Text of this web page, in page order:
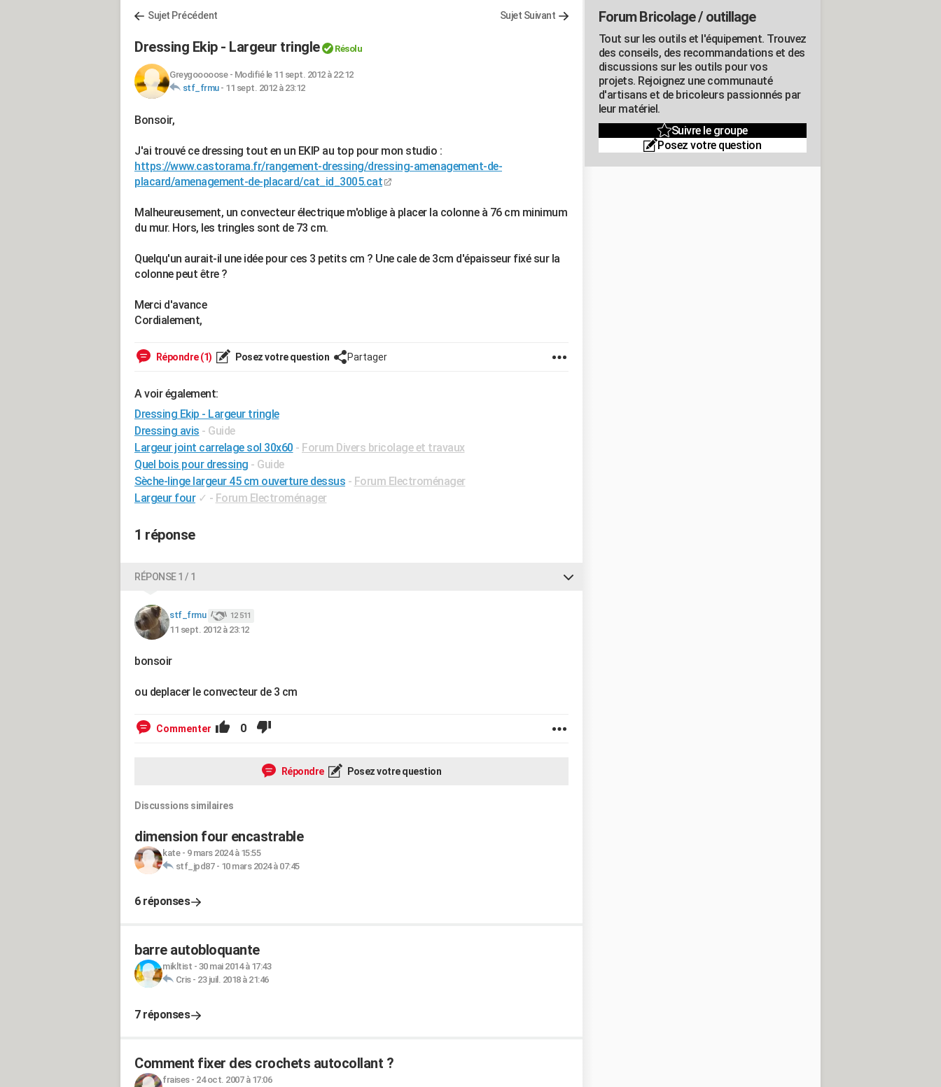
Sujet Précédent Sujet Suivant
Dressing Ekip - Largeur tringle Résolu
Greygooooose- Modifié le 11 sept. 2012 à 22:12
stf_frmu- 11 sept. 2012 à 23:12
Bonsoir,
J'ai trouvé ce dressing tout en un EKIP au top pour mon studio :
https://www.castorama.fr/rangement-dressing/dressing-amenagement-de-
placard/amenagement-de-placard/cat_id_3005.cat
Malheureusement, un convecteur électrique m'oblige à placer la colonne à 76 cm minimum
du mur. Hors, les tringles sont de 73 cm.
Quelqu'un aurait-il une idée pour ces 3 petits cm ? Une cale de 3cm d'épaisseur fixé sur la
colonne peut être ?
Merci d'avance
Cordialement,
Répondre (1) Posez votre question Partager
A voir également:
Dressing Ekip - Largeur tringle
Dressing avis - Guide
Largeur joint carrelage sol 30x60 - Forum Divers bricolage et travaux
Quel bois pour dressing - Guide
Sèche-linge largeur 45 cm ouverture dessus - Forum Electroménager
Largeur four ✓ - Forum Electroménager
1 réponse
RÉPONSE 1 / 1
stf_frmu 12 511
11 sept. 2012 à 23:12
bonsoir
ou deplacer le convecteur de 3 cm
Commenter 0
Répondre Posez votre question
Discussions similaires
dimension four encastrable
kate- 9 mars 2024 à 15:55
stf_jpd87- 10 mars 2024 à 07:45
6 réponses
barre autobloquante
mikltist - 30 mai 2014 à 17:43
Cris- 23 juil. 2018 à 21:46
7 réponses
Comment fixer des crochets autocollant ?
fraises- 24 oct. 2007 à 17:06
Forum Bricolage / outillage
Tout sur les outils et l'équipement. Trouvez
des conseils, des recommandations et des
discussions sur les outils pour vos
projets. Rejoignez une communauté
d'artisans et de bricoleurs passionnés par
leur matériel.
Suivre le groupe
Posez votre question